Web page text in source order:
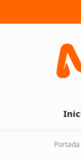
Portada